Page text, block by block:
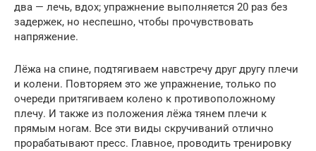
два — лечь, вдох; упражнение выполняется 20 раз без
задержек, но неспешно, чтобы прочувствовать
напряжение.
Лёжа на спине, подтягиваем навстречу друг другу плечи
и колени. Повторяем это же упражнение, только по
очереди притягиваем колено к противоположному
плечу. И также из положения лёжа тянем плечи к
прямым ногам. Все эти виды скручиваний отлично
прорабатывают пресс. Главное, проводить тренировку